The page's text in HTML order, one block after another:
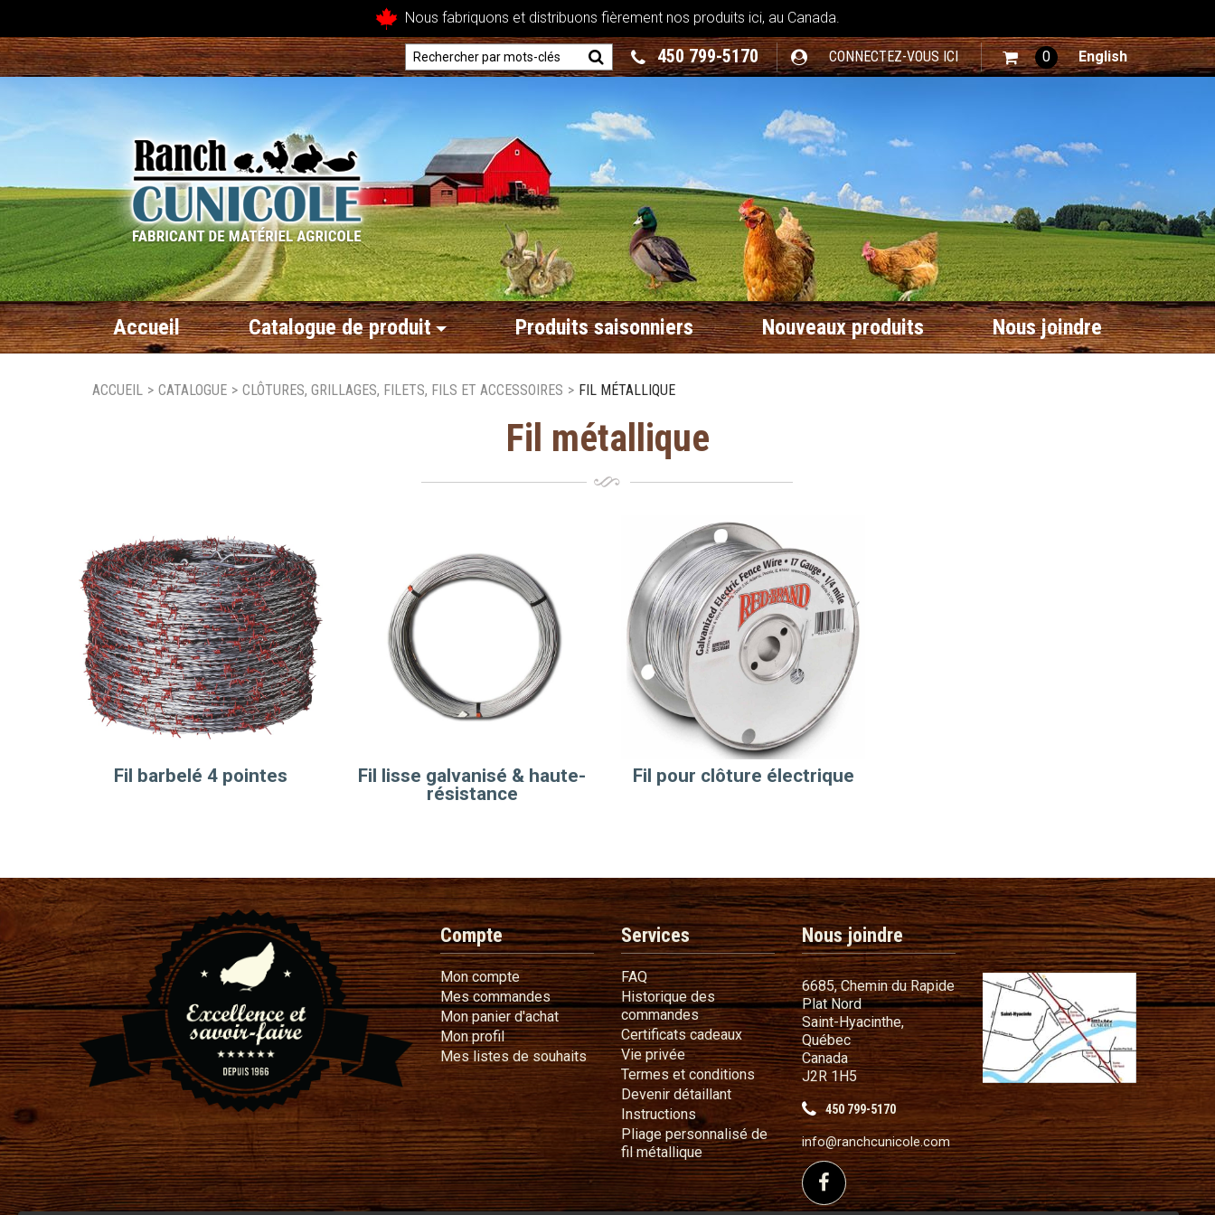
Nous fabriquons et distribuons fièrement nos produits ici, au Canada.
450 799-5170 CONNECTEZ-VOUS ICI 0 English
Accueil Catalogue de produit Produits saisonniers Nouveaux produits Nous joindre
ACCUEIL > CATALOGUE > CLÔTURES, GRILLAGES, FILETS, FILS ET ACCESSOIRES > FIL MÉTALLIQUE
Fil métallique
Fil barbelé 4 pointes
Fil lisse galvanisé & haute-
résistance
Fil pour clôture électrique
Compte
Mon compteMon compte
Mes commandesMes commandes
Mon panier d'achatMon panier d'achat
Mon profilMon profil
Mes listes de souhaitsMes listes de souhaits
Services
FAQFAQ
Historique des
commandesHistorique des commandes
Certificats cadeauxCertificats cadeaux
Vie privéeVie privée
Termes et conditionsTermes et conditions
Devenir détaillantDevenir détaillant
InstructionsInstructions
Pliage personnalisé de
fil métalliquePliage personnalisé de fil métallique
Nous joindre
6685, Chemin du Rapide
Plat Nord
Saint-Hyacinthe,
Québec
Canada
J2R 1H5
450 799-5170
info@ranchcunicole.com
Suivez-nous sur Facebook